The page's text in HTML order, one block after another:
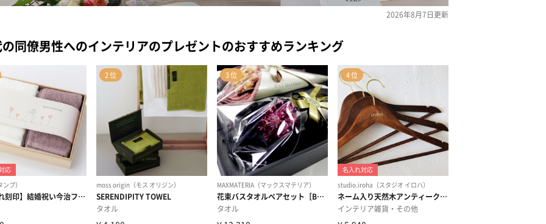
2026年8月7日更新
同僚男性へのインテリアのプレゼントのおすすめランキング